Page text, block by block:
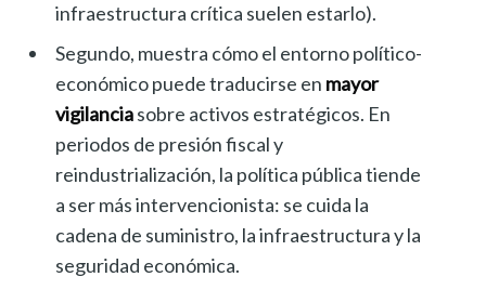
infraestructura crítica suelen estarlo).
Segundo, muestra cómo el entorno político-
económico puede traducirse en mayor
vigilanciasobre activos estratégicos. En
periodos de presión fiscal y
reindustrialización, la política pública tiende
a ser más intervencionista: se cuida la
cadena de suministro, la infraestructura y la
seguridad económica.